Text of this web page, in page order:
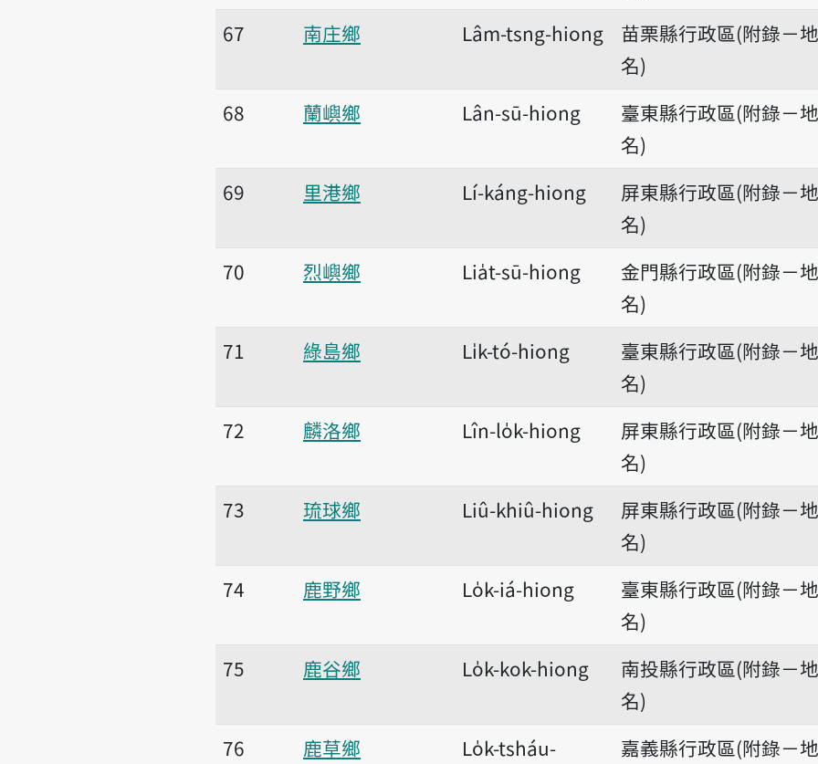
67
南庄鄉 Lâm-tsng-hiong
苗栗縣行政區(附錄－
名)
68
蘭嶼鄉 Lân-sū-hiong
臺東縣行政區(附錄－
名)
69
里港鄉 Lí-káng-hiong
屏東縣行政區(附錄－
名)
70
烈嶼鄉 Lia̍t-sū-hiong
金門縣行政區(附錄－
名)
71
綠島鄉 Li̍k-tó-hiong
臺東縣行政區(附錄－
名)
72
麟洛鄉 Lîn-lo̍k-hiong
屏東縣行政區(附錄－
名)
73
琉球鄉 Liû-khiû-hiong
屏東縣行政區(附錄－
名)
74
鹿野鄉 Lo̍k-iá-hiong
臺東縣行政區(附錄－
名)
75
鹿谷鄉 Lo̍k-kok-hiong
南投縣行政區(附錄－
名)
76
鹿草鄉
Lo̍k-tsháu-
嘉義縣行政區(附錄－